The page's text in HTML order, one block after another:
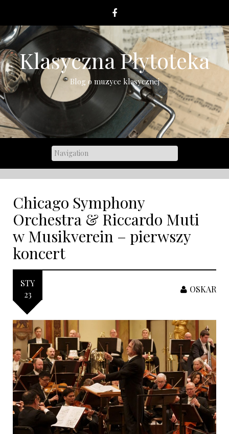
content
Klasyczna Płytoteka
Blog o muzyce klasycznej
Chicago Symphony
Orchestra & Riccardo Muti
w Musikverein – pierwszy
koncert
STY
23
OSKAR